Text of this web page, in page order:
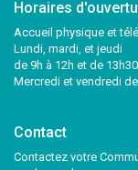
Horaires
Accueil physique et
Lundi, mardi, et jeudi
de 9h à 12h et de
Mercredi et vendredi
Contact
Contactez votre